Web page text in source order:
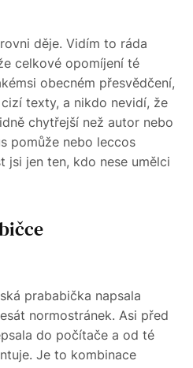
děje. Vidím to ráda
celkové opomíjení té
obecném přesvědčení,
texty, a nikdo nevidí, že
chytřejší než autor nebo
pomůže nebo leccos
jsi jen ten, kdo nese umělci
prababička napsala
normostránek. Asi před
do počítače a od té
Je to kombinace